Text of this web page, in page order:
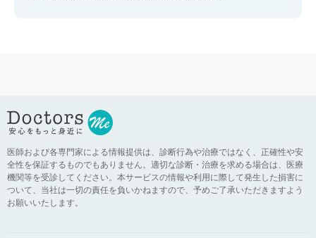
医師および各専門家による情報提供は、診断行為や治療ではなく、正確性や安
全性を保証するものでもありません。適切な診断・治療を求める場合は、医療
機関等を受診してください。本サービスの情報や利用に際して発生した損害に
ついて、当社は一切の責任を負いかねますので、予めご了承いただきますよう
お願いいたします。